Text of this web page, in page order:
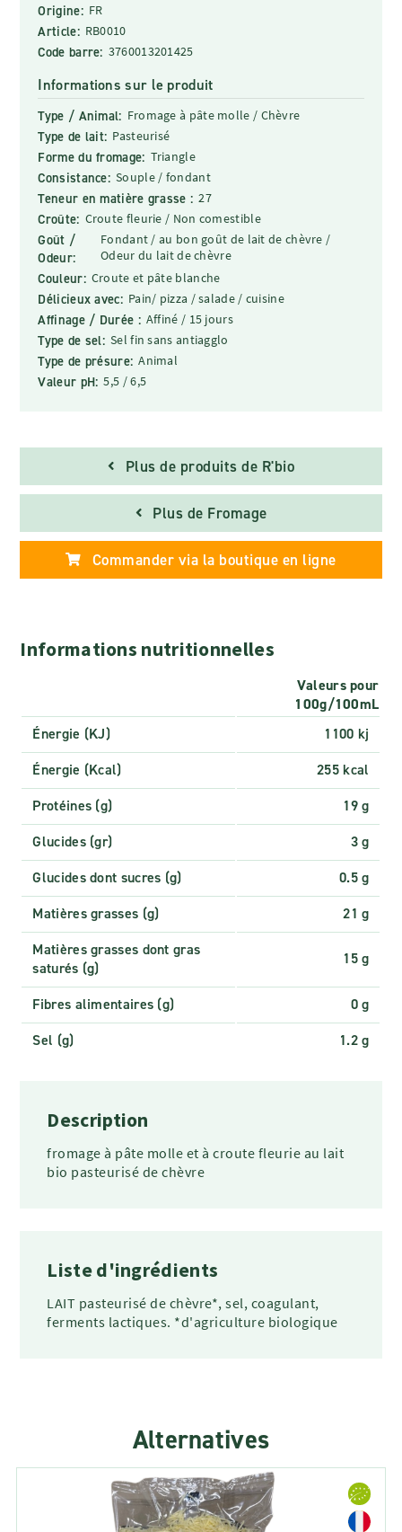
Origine: FR
Article: RB0010
Code barre: 3760013201425
Informations sur le produit
Type / Animal: Fromage à pâte molle / Chèvre
Type de lait: Pasteurisé
Forme du fromage: Triangle
Consistance: Souple / fondant
Teneur en matière grasse : 27
Croûte: Croute fleurie / Non comestible
Goût /
Odeur:
Fondant / au bon goût de lait de chèvre /
Odeur du lait de chèvre
Couleur: Croute et pâte blanche
Délicieux avec: Pain/ pizza / salade / cuisine
Affinage / Durée : Affiné / 15 jours
Type de sel: Sel fin sans antiagglo
Type de présure: Animal
Valeur pH: 5,5 / 6,5
Plus de produits de R'bio
Plus de Fromage
Commander via la boutique en ligne
Informations nutritionnelles
Valeurs pour
100g/100mL
Énergie (KJ)
1100 kj
Énergie (Kcal)
255 kcal
Protéines (g)
19 g
Glucides (gr)
3 g
Glucides dont sucres (g)
0.5 g
Matières grasses (g)
21 g
Matières grasses dont gras
saturés (g)
15 g
Fibres alimentaires (g)
0 g
Sel (g)
1.2 g
Description
fromage à pâte molle et à croute fleurie au lait
bio pasteurisé de chèvre
Liste d'ingrédients
LAIT pasteurisé de chèvre*, sel, coagulant,
ferments lactiques. *d'agriculture biologique
Alternatives